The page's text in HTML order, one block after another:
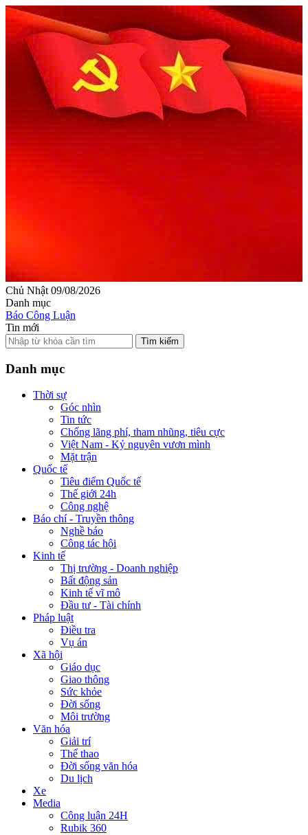
Chủ Nhật 09/08/2026
Danh mục
Báo Công Luận
Tin mới
Tìm kiếm
Danh mục
Thời sự
Góc nhìn
Tin tức
Chống lãng phí, tham nhũng, tiêu cực
Việt Nam - Kỷ nguyên vươn mình
Mặt trận
Quốc tế
Tiêu điểm Quốc tế
Thế giới 24h
Công nghệ
Báo chí - Truyền thông
Nghề báo
Công tác hội
Kinh tế
Thị trường - Doanh nghiệp
Bất động sản
Kinh tế vĩ mô
Đầu tư - Tài chính
Pháp luật
Điều tra
Vụ án
Xã hội
Giáo dục
Giao thông
Sức khỏe
Đời sống
Môi trường
Văn hóa
Giải trí
Thể thao
Đời sống văn hóa
Du lịch
Xe
Media
Công luận 24H
Rubik 360